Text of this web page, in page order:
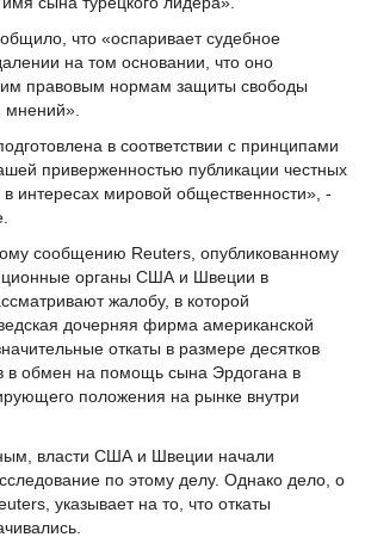
что «оспаривает судебное
на том основании, что оно
правовым нормам защиты свободы
мнений».
в соответствии с принципами
приверженностью публикации честных
интересах мировой общественности», -
сообщению Reuters, опубликованному
органы США и Швеции в
жалобу, в которой
дочерняя фирма американской
откаты в размере десятков
в обмен на помощь сына Эрдогана в
положения на рынке внутри
власти США и Швеции начали
по этому делу. Однако дело, о
указывает на то, что откаты